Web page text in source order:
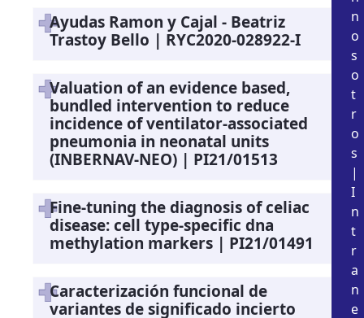
Ayudas Ramon y Cajal - Beatriz
Trastoy Bello | RYC2020-028922-I
Valuation of an evidence based,
bundled intervention to reduce
incidence of ventilator-associated
pneumonia in neonatal units
(INBERNAV-NEO) | PI21/01513
Fine-tuning the diagnosis of celiac
disease: cell type-specific dna
methylation markers | PI21/01491
Caracterización funcional de
variantes de significado incierto
n
o
s
o
t
r
o
s
|
I
n
t
r
a
n
e